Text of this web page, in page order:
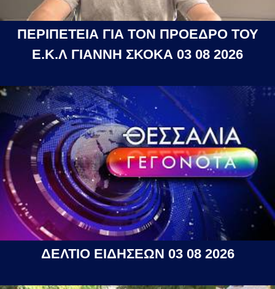
ΠΕΡΙΠΕΤΕΙΑ ΓΙΑ ΤΟΝ ΠΡΟΕΔΡΟ ΤΟΥ
Ε.Κ.Λ ΓΙΑΝΝΗ ΣΚΟΚΑ 03 08 2026
ΔΕΛΤΙΟ ΕΙΔΗΣΕΩΝ 03 08 2026